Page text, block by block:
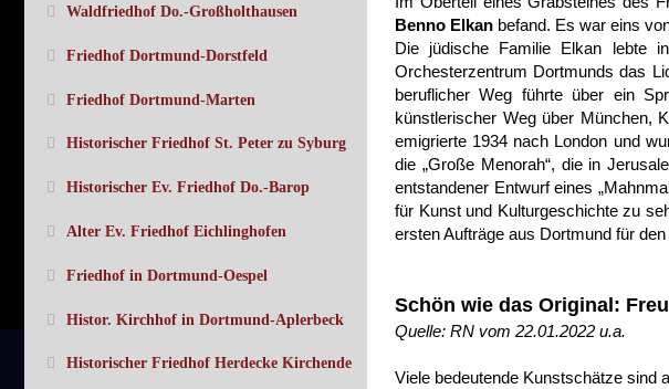
Waldfriedhof Do.-Großholthausen
Friedhof Dortmund-Dorstfeld
Friedhof Dortmund-Marten
Historischer Friedhof St. Peter zu Syburg
Historischer Ev. Friedhof Do.-Barop
Alter Ev. Friedhof Eichlinghofen
Friedhof in Dortmund-Oespel
Histor. Kirchhof in Dortmund-Aplerbeck
Historischer Friedhof Herdecke Kirchende
Benno Elkan befand. Es war eins
Die jüdische Familie Elkan lebte
Orchesterzentrum Dortmunds das
beruflicher Weg führte über ein
künstlerischer Weg über München,
emigrierte 1934 nach London und
die „Große Menorah“, die in
entstandener Entwurf eines
für Kunst und Kulturgeschichte zu
ersten Aufträge aus Dortmund für
Schön wie das Original:
Quelle: RN vom 22.01.2022 u.a.
Viele bedeutende Kunstschätze sind